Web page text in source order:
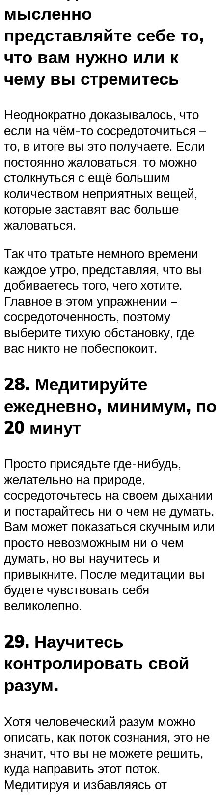
мысленно
представляйте себе то,
что вам нужно или к
чему вы стремитесь
Неоднократно доказывалось, что
если на чём-то сосредоточиться –
то, в итоге вы это получаете. Если
постоянно жаловаться, то можно
столкнуться с ещё большим
количеством неприятных вещей,
которые заставят вас больше
жаловаться.
Так что тратьте немного времени
каждое утро, представляя, что вы
добиваетесь того, чего хотите.
Главное в этом упражнении –
сосредоточенность, поэтому
выберите тихую обстановку, где
вас никто не побеспокоит.
28. Медитируйте
ежедневно, минимум, по
20 минут
Просто присядьте где-нибудь,
желательно на природе,
сосредоточьтесь на своем дыхании
и постарайтесь ни о чем не думать.
Вам может показаться скучным или
просто невозможным ни о чем
думать, но вы научитесь и
привыкните. После медитации вы
будете чувствовать себя
великолепно.
29. Научитесь
контролировать свой
разум.
Хотя человеческий разум можно
описать, как поток сознания, это не
значит, что вы не можете решить,
куда направить этот поток.
Медитируя и избавляясь от